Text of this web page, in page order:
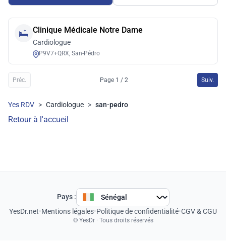
Clinique Médicale Notre Dame
Cardiologue
P9V7+QRX, San-Pédro
Préc. Page 1 / 2 Suiv.
Yes RDV > Cardiologue > san-pedro
Retour à l'accueil
Pays :
YesDr.net•Mentions légales•Politique de confidentialité•CGV & CGU
© YesDr · Tous droits réservés